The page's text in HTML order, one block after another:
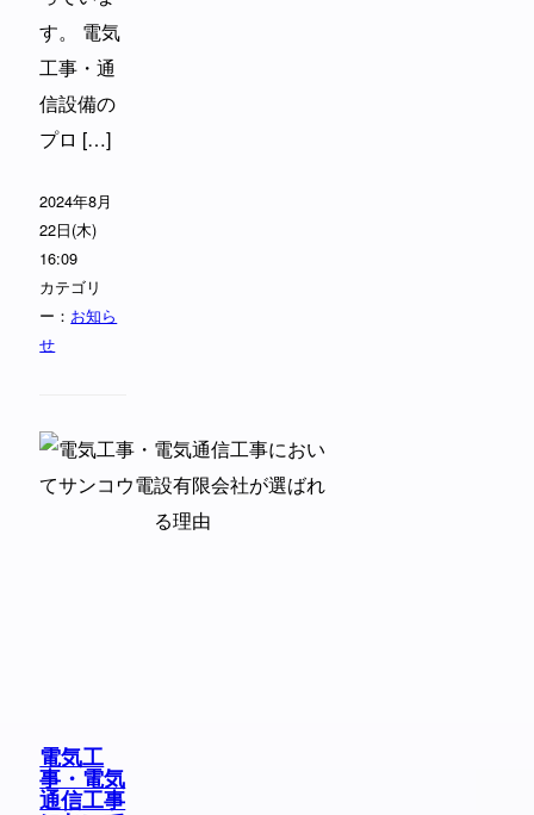
す。 電気
工事・通
信設備の
プロ […]
2024年8月
22日(木)
16:09
カテゴリ
ー： お知ら
せ
電気工
事・電気
通信工事